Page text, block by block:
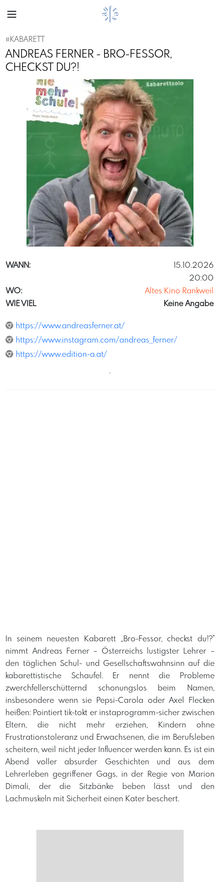
#KABARETT
ANDREAS FERNER - BRO-FESSOR,
CHECKST DU?!
WANN:
15.10.2026
20:00
WO:
Altes Kino Rankweil
WIE VIEL
Keine Angabe
https://www.andreasferner.at/
https://www.instagram.com/andreas_ferner/
https://www.edition-a.at/
´
In seinem neuesten Kabarett „Bro-Fessor, checkst du!?"
nimmt Andreas Ferner – Österreichs lustigster Lehrer –
den täglichen Schul- und Gesellschaftswahnsinn auf die
kabarettistische Schaufel. Er nennt die Probleme
zwerchfellerschütternd schonungslos beim Namen,
insbesondere wenn sie Pepsi-Carola oder Axel Flecken
heißen: Pointiert tik-tokt er instaprogramm-sicher zwischen
Eltern, die nicht mehr erziehen, Kindern ohne
Frustrationstoleranz und Erwachsenen, die im Berufsleben
scheitern, weil nicht jeder Influencer werden kann. Es ist ein
Abend voller absurder Geschichten und aus dem
Lehrerleben gegriffener Gags, in der Regie von Marion
Dimali, der die Sitzbänke beben lässt und den
Lachmuskeln mit Sicherheit einen Kater beschert.